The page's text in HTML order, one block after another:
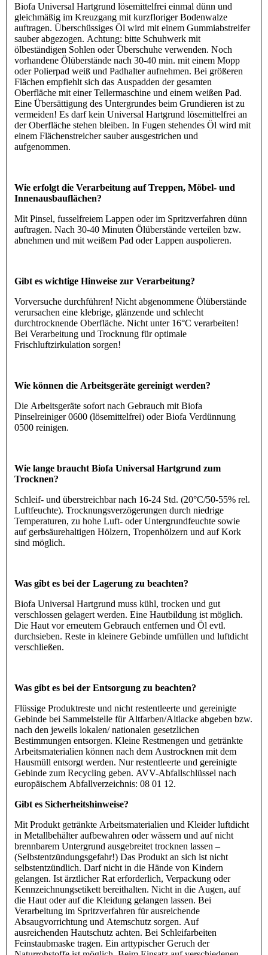
Biofa Universal Hartgrund lösemittelfrei einmal dünn und
gleichmäßig im Kreuzgang mit kurzfloriger Bodenwalze
auftragen. Überschüssiges Öl wird mit einem Gummiabstreifer
sauber abgezogen. Achtung: bitte Schuhwerk mit
ölbeständigen Sohlen oder Überschuhe verwenden. Noch
vorhandene Ölüberstände nach 30-40 min. mit einem Mopp
oder Polierpad weiß und Padhalter aufnehmen. Bei größeren
Flächen empfiehlt sich das Auspadden der gesamten
Oberfläche mit einer Tellermaschine und einem weißen Pad.
Eine Übersättigung des Untergrundes beim Grundieren ist zu
vermeiden! Es darf kein Universal Hartgrund lösemittelfrei an
der Oberfläche stehen bleiben. In Fugen stehendes Öl wird mit
einem Flächenstreicher sauber ausgestrichen und
aufgenommen.
Wie erfolgt die Verarbeitung auf Treppen, Möbel- und
Innenausbauflächen?
Mit Pinsel, fusselfreiem Lappen oder im Spritzverfahren dünn
auftragen. Nach 30-40 Minuten Ölüberstände verteilen bzw.
abnehmen und mit weißem Pad oder Lappen auspolieren.
Gibt es wichtige Hinweise zur Verarbeitung?
Vorversuche durchführen! Nicht abgenommene Ölüberstände
verursachen eine klebrige, glänzende und schlecht
durchtrocknende Oberfläche. Nicht unter 16°C verarbeiten!
Bei Verarbeitung und Trocknung für optimale
Frischluftzirkulation sorgen!
Wie können die Arbeitsgeräte gereinigt werden?
Die Arbeitsgeräte sofort nach Gebrauch mit Biofa
Pinselreiniger 0600 (lösemittelfrei) oder Biofa Verdünnung
0500 reinigen.
Wie lange braucht Biofa Universal Hartgrund zum
Trocknen?
Schleif- und überstreichbar nach 16-24 Std. (20°C/50-55% rel.
Luftfeuchte). Trocknungsverzögerungen durch niedrige
Temperaturen, zu hohe Luft- oder Untergrundfeuchte sowie
auf gerbsäurehaltigen Hölzern, Tropenhölzern und auf Kork
sind möglich.
Was gibt es bei der Lagerung zu beachten?
Biofa Universal Hartgrund muss kühl, trocken und gut
verschlossen gelagert werden. Eine Hautbildung ist möglich.
Die Haut vor erneutem Gebrauch entfernen und Öl evtl.
durchsieben. Reste in kleinere Gebinde umfüllen und luftdicht
verschließen.
Was gibt es bei der Entsorgung zu beachten?
Flüssige Produktreste und nicht restentleerte und gereinigte
Gebinde bei Sammelstelle für Altfarben/Altlacke abgeben bzw.
nach den jeweils lokalen/ nationalen gesetzlichen
Bestimmungen entsorgen. Kleine Restmengen und getränkte
Arbeitsmaterialien können nach dem Austrocknen mit dem
Hausmüll entsorgt werden. Nur restentleerte und gereinigte
Gebinde zum Recycling geben. AVV-Abfallschlüssel nach
europäischem Abfallverzeichnis: 08 01 12.
Gibt es Sicherheitshinweise?
Mit Produkt getränkte Arbeitsmaterialien und Kleider luftdicht
in Metallbehälter aufbewahren oder wässern und auf nicht
brennbarem Untergrund ausgebreitet trocknen lassen –
(Selbstentzündungsgefahr!) Das Produkt an sich ist nicht
selbstentzündlich. Darf nicht in die Hände von Kindern
gelangen. Ist ärztlicher Rat erforderlich, Verpackung oder
Kennzeichnungsetikett bereithalten. Nicht in die Augen, auf
die Haut oder auf die Kleidung gelangen lassen. Bei
Verarbeitung im Spritzverfahren für ausreichende
Absaugvorrichtung und Atemschutz sorgen. Auf
ausreichenden Hautschutz achten. Bei Schleifarbeiten
Feinstaubmaske tragen. Ein arttypischer Geruch der